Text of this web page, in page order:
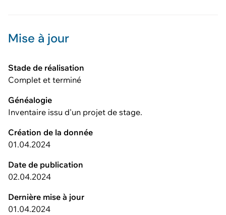
Mise à jour
Stade de réalisation
Complet et terminé
Généalogie
Inventaire issu d'un projet de stage.
Création de la donnée
01.04.2024
Date de publication
02.04.2024
Dernière mise à jour
01.04.2024